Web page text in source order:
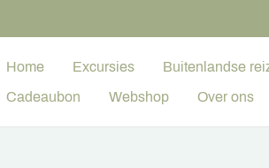
Home Excursies Buitenlandse
Cadeaubon Webshop Over ons